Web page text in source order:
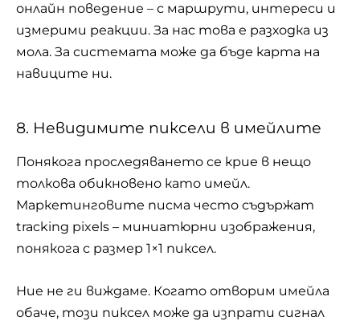
онлайн поведение – с маршрути, интереси и
измерими реакции. За нас това е разходка из
мола. За системата може да бъде карта на
навиците ни.
8. Невидимите пиксели в имейлите
Понякога проследяването се крие в нещо
толкова обикновено като имейл.
Маркетинговите писма често съдържат
tracking pixels – миниатюрни изображения,
понякога с размер 1×1 пиксел.
Ние не ги виждаме. Когато отворим имейла
обаче, този пиксел може да изпрати сигнал